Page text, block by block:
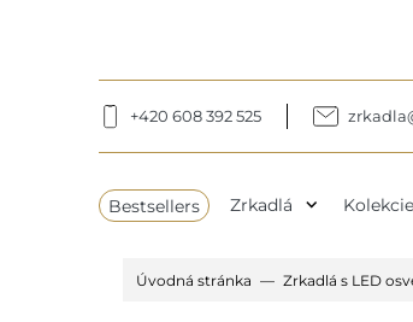
+420 608 392 525
Bestsellers Zrkadlá expand_more Kolekcie
Úvodná stránka Zrkadlá s LED